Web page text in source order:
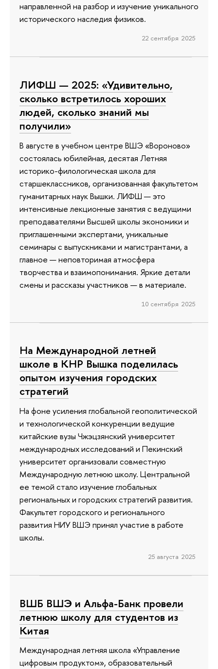
направленной на разбор и изучение уникального
исторического наследия физиков.
22 сентября 2025
ЛИФШ — 2025: «Удивительно,
сколько встретилось хороших
людей, сколько знаний мы
получили»
В августе в учебном центре ВШЭ «Вороново»
состоялась юбилейная, десятая Летняя
историко-филологическая школа для
старшеклассников, организованная факультетом
гуманитарных наук Вышки. ЛИФШ — это
интенсивные лекционные занятия с ведущими
преподавателями Высшей школы экономики и
приглашенными экспертами, уникальные
семинары с выпускниками и магистрантами, а
главное — неповторимая атмосфера
творчества и взаимопонимания. Яркие детали
смены и рассказы участников — в материале.
10 сентября 2025
На Международной летней
школе в КНР Вышка поделилась
опытом изучения городских
стратегий
На фоне усиления глобальной геополитической
и технологической конкуренции ведущие
китайские вузы Чжэцзянский университет
международных исследований и Пекинский
университет организовали совместную
Международную летнюю школу. Центральной
ее темой стало изучение глобальных
региональных и городских стратегий развития.
Факультет городского и регионального
развития НИУ ВШЭ принял участие в работе
школы.
25 августа 2025
ВШБ ВШЭ и Альфа-Банк провели
летнюю школу для студентов из
Китая
Международная летняя школа «Управление
цифровым продуктом», образовательный